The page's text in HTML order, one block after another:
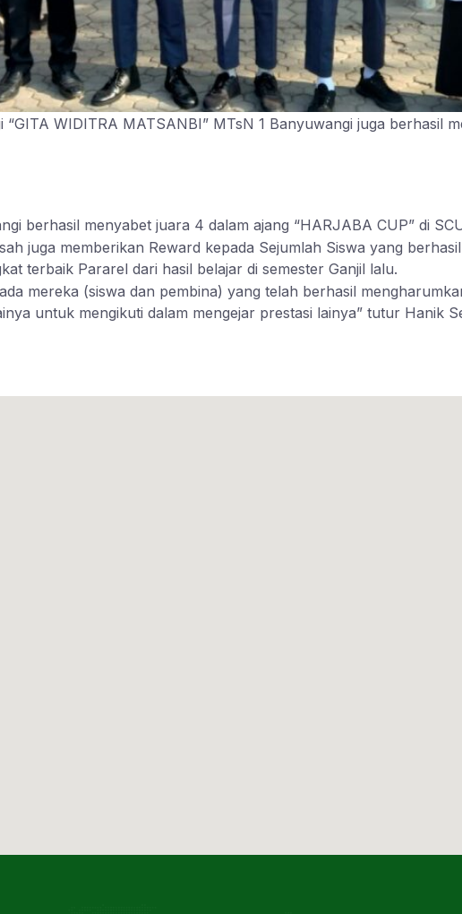
WIDITRA MATSANBI” MTsN 1 Banyuwangi juga berhasil
berhasil menyabet juara 4 dalam ajang “HARJABA CUP” di
juga memberikan Reward kepada Sejumlah Siswa yang
terbaik Pararel dari hasil belajar di semester Ganjil lalu.
mereka (siswa dan pembina) yang telah berhasil
untuk mengikuti dalam mengejar prestasi lainya” tutur Hanik